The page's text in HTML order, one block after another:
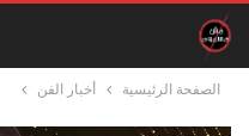
الصفحة الرئيسية أخبار الفن